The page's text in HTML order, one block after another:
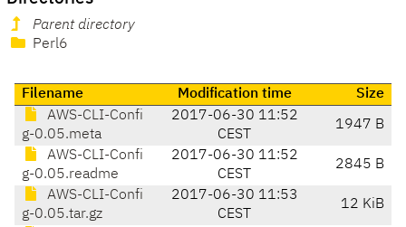
Parent directory
Perl6
Filename Modification time
Size
AWS-CLI-Confi
g-0.05.meta
2017-06-30 11:52
CEST
1947 B
AWS-CLI-Confi
g-0.05.readme
2017-06-30 11:52
CEST
2845 B
AWS-CLI-Confi
g-0.05.tar.gz
2017-06-30 11:53
CEST
12 KiB